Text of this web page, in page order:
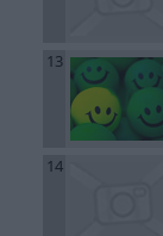
13
14